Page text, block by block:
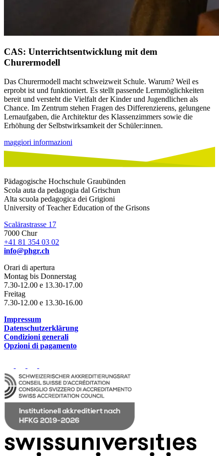
CAS: Unterrichts­entwicklung mit dem
Churermodell
Das Churermodell macht schweizweit Schule. Warum? Weil es
erprobt ist und funktioniert. Es stellt passende Lernmöglichkeiten
bereit und versteht die Vielfalt der Kinder und Jugendlichen als
Chance. Im Zentrum stehen Fragen des Differenzierens, gelungene
Lernaufgaben, die Architektur des Klassenzimmers sowie die
Erhöhung der Selbstwirksamkeit der Schüler:innen.
maggiori informazioni
Pädagogische Hochschule Graubünden
Scola auta da pedagogia dal Grischun
Alta scuola pedagogica dei Grigioni
University of Teacher Education of the Grisons
Scalärastrasse 17
7000 Chur
+41 81 354 03 02
info@phgr.ch
Orari di apertura
Montag bis Donnerstag
7.30-12.00 e 13.30-17.00
Freitag
7.30-12.00 e 13.30-16.00
Impressum
Datenschutzerklärung
Condizioni generali
Opzioni di pagamento